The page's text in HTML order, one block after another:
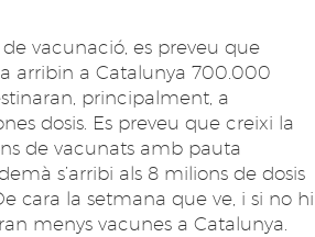
vacunació, es preveu que
arribin a Catalunya 700.000
principalment, a
dosis. Es preveu que creixi la
de vacunats amb pauta
s’arribi als 8 milions de dosis
cara la setmana que ve, i si no hi
menys vacunes a Catalunya.